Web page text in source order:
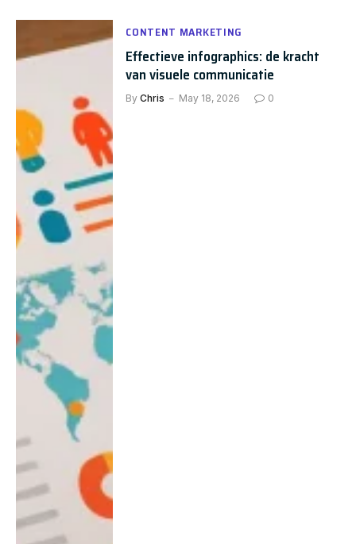
CONTENT MARKETING
Effectieve infographics: de kracht
van visuele communicatie
By Chris May 18, 2026 0